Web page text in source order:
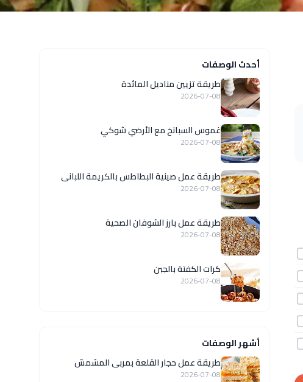
أحدث الوصفات
طريقة تزيين مناديل المائدة
2026-07-08
غموس السبانخ مع الأرضي شوكي
2026-07-08
طريقة عمل صينية البطاطس بالكريمة اللبانى
2026-07-08
طريقة عمل بارز الشوفان الصحية
2026-07-08
كرات الكفتة بالجبن
2026-07-08
أشهر الوصفات
طريقة عمل حجار القلعة بمربى المشمش
2026-07-08